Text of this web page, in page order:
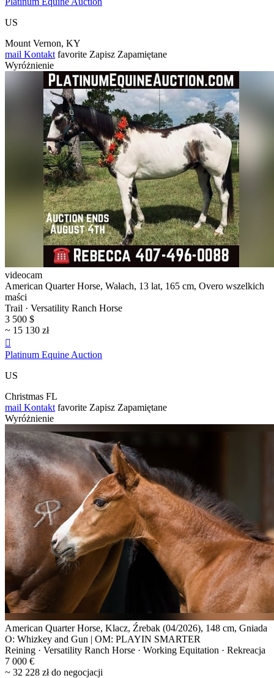
US
Mount Vernon, KY
mail Kontakt favorite Zapisz Zapamiętane
Wyróżnienie
videocam
American Quarter Horse, Wałach, 13 lat, 165 cm, Overo wszelkich
maści
Trail · Versatility Ranch Horse
3 500 $
~ 15 130 zł

Platinum Equine Auction
US
Christmas FL
mail Kontakt favorite Zapisz Zapamiętane
Wyróżnienie
American Quarter Horse, Klacz, Źrebak (04/2026), 148 cm, Gniada
O: Whizkey and Gun | OM: PLAYIN SMARTER
Reining · Versatility Ranch Horse · Working Equitation · Rekreacja
7 000 €
~ 32 228 zł do negocjacji